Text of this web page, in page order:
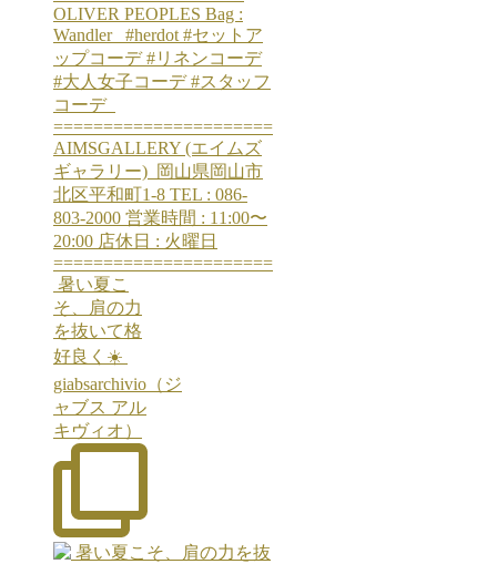
⁡ 暑い夏こ
そ、肩の力
を抜いて格
好良く☀️ ⁡
giabsarchivio（ジ
ャブス アル
キヴィオ）